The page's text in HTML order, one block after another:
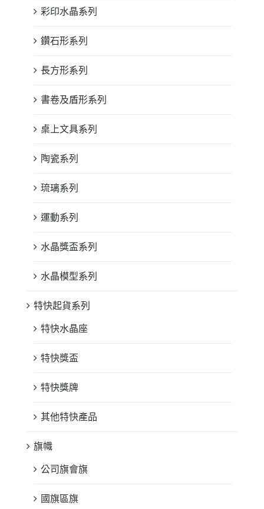
彩印水晶系列
鑽石形系列
長方形系列
書卷及盾形系列
桌上文具系列
陶瓷系列
琉璃系列
運動系列
水晶獎盃系列
水晶模型系列
特快起貨系列
特快水晶座
特快獎盃
特快獎牌
其他特快產品
旗幟
公司旗會旗
國旗區旗